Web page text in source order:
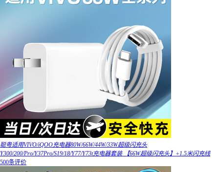
聪粤适用VIVO/iQOO充电器80W/66W/44W/33W超级闪充头
Y300/200/Pro/Y37Pro/S19/18/Y77/Y73t充电器套装 【66W超级闪充头】+1.5米闪充线
500条评价